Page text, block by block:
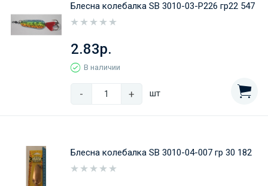
Блесна колебалка SB 3010-03-P226 гр22 547
2.83р.
В наличии
- + шт
Блесна колебалка SB 3010-04-007 гр 30 182